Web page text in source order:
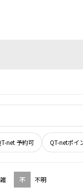
net 予約可 QT-netポイ
不 不明